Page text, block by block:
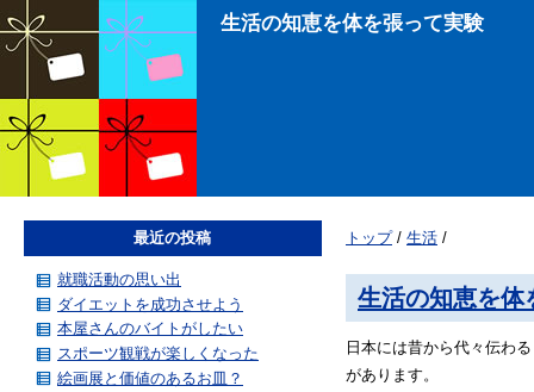
生活の知恵を体を張って実験
トップ/ 生活 /
生活の知恵を体
日本には昔から代々伝わ
があります。
最近の投稿
就職活動の思い出
ダイエットを成功させよう
本屋さんのバイトがしたい
スポーツ観戦が楽しくなった
絵画展と価値のあるお皿？